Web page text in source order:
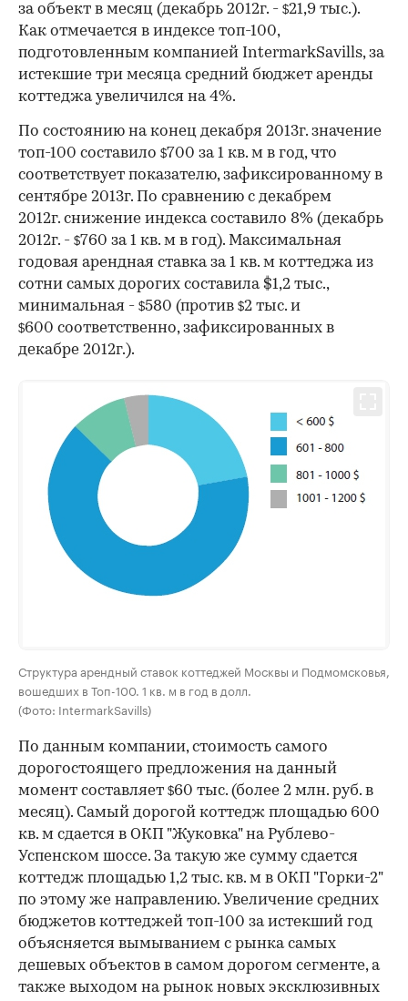
за объект в месяц (декабрь 2012г. - $21,9 тыс.).
Как отмечается в индексе топ-100,
подготовленным компанией IntermarkSavills, за
истекшие три месяца средний бюджет аренды
коттеджа увеличился на 4%.
По состоянию на конец декабря 2013г. значение
топ-100 составило $700 за 1 кв. м в год, что
соответствует показателю, зафиксированному в
сентябре 2013г. По сравнению с декабрем
2012г. снижение индекса составило 8% (декабрь
2012г. - $760 за 1 кв. м в год). Максимальная
годовая арендная ставка за 1 кв. м коттеджа из
сотни самых дорогих составила $1,2 тыс.,
минимальная - $580 (против $2 тыс. и
$600 соответственно, зафиксированных в
декабре 2012г.).
Структура арендный ставок коттеджей Москвы и Подмомсковья,
вошедших в Топ-100. 1 кв. м в год в долл.
(Фото: IntermarkSavills)
По данным компании, стоимость самого
дорогостоящего предложения на данный
момент составляет $60 тыс. (более 2 млн. руб. в
месяц). Самый дорогой коттедж площадью 600
кв. м сдается в ОКП "Жуковка" на Рублево-
Успенском шоссе. За такую же сумму сдается
коттедж площадью 1,2 тыс. кв. м в ОКП "Горки-2"
по этому же направлению. Увеличение средних
бюджетов коттеджей топ-100 за истекший год
объясняется вымыванием с рынка самых
дешевых объектов в самом дорогом сегменте, а
также выходом на рынок новых эксклюзивных